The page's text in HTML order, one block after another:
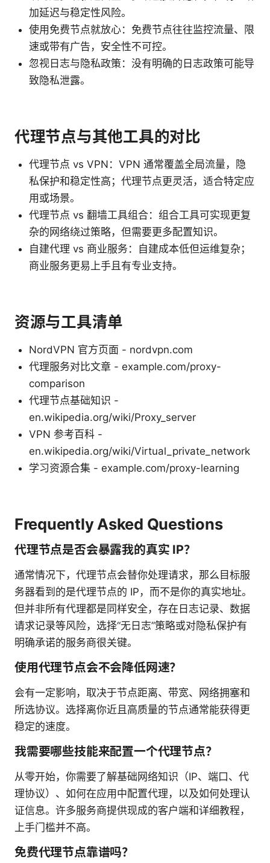
加延迟与稳定性风险。
使用免费节点就放心：免费节点往往监控流量、限
速或带有广告，安全性不可控。
忽视日志与隐私政策：没有明确的日志政策可能导
致隐私泄露。
代理节点与其他工具的对比
代理节点 vs VPN：VPN 通常覆盖全局流量，隐
私保护和稳定性高；代理节点更灵活，适合特定应
用或场景。
代理节点 vs 翻墙工具组合：组合工具可实现更复
杂的网络绕过策略，但需要更多配置知识。
自建代理 vs 商业服务：自建成本低但运维复杂；
商业服务更易上手且有专业支持。
资源与工具清单
NordVPN 官方页面 - nordvpn.com
代理服务对比文章 - example.com/proxy-
comparison
代理节点基础知识 -
en.wikipedia.org/wiki/Proxy_server
VPN 参考百科 -
en.wikipedia.org/wiki/Virtual_private_network
学习资源合集 - example.com/proxy-learning
Frequently Asked Questions
代理节点是否会暴露我的真实 IP？
通常情况下，代理节点会替你处理请求，那么目标服
务器看到的是代理节点的 IP，而不是你的真实地址。
但并非所有代理都是同样安全，存在日志记录、数据
请求记录等风险，选择“无日志”策略或对隐私保护有
明确承诺的服务商很关键。
使用代理节点会不会降低网速？
会有一定影响，取决于节点距离、带宽、网络拥塞和
所选协议。选择离你近且高质量的节点通常能获得更
稳定的速度。
我需要哪些技能来配置一个代理节点？
从零开始，你需要了解基础网络知识（IP、端口、代
理协议）、如何在应用中配置代理，以及如何处理认
证信息。许多服务商提供现成的客户端和详细教程，
上手门槛并不高。
免费代理节点靠谱吗？